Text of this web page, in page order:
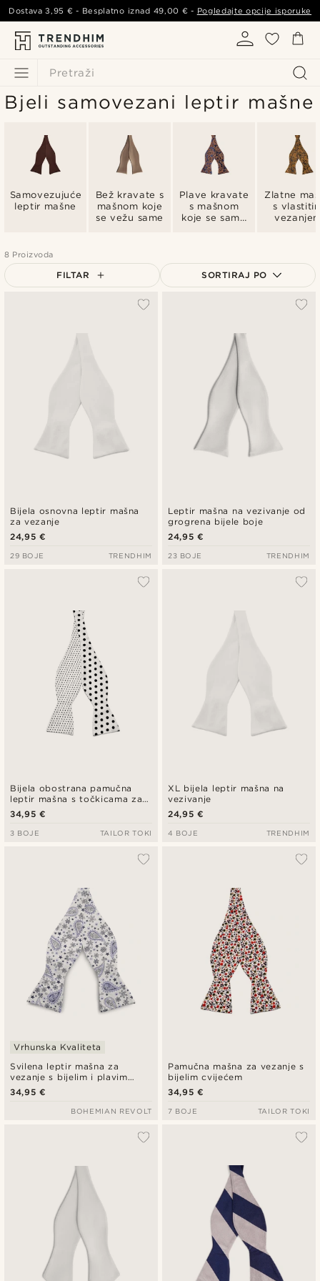
Pretraži
Dostava3,95 € - Besplatno iznad 49,00 € - Pogledajte opcije isporuke
Bjeli samovezani leptir mašne
Samovezujuće
leptir mašne
Bež kravate s
mašnom koje
se vežu same
Plave kravate
s mašnom
koje se same
Zlatne
s
8 Proizvoda
FILTAR SORTIRAJ PO
Najniža cijena
Najviša cijena
Bijela osnovna leptir mašna
za vezanje
24,95 €
29 BOJE TRENDHIM
Leptir mašna na vezivanje od
grogrena bijele boje
24,95 €
23 BOJE TRENDHIM
Bijela obostrana pamučna
leptir mašna s točkicama za
vezanje
34,95 €
3 BOJE TAILOR TOKI
XL bijela leptir mašna na
vezivanje
24,95 €
4 BOJE TRENDHIM
Svilena leptir mašna za
vezanje s bijelim i plavim
paisley uzorkom
Vrhunska Kvaliteta
34,95 €
BOHEMIAN REVOLT
Pamučna mašna za vezanje s
bijelim cvijećem
34,95 €
7 BOJE TAILOR TOKI